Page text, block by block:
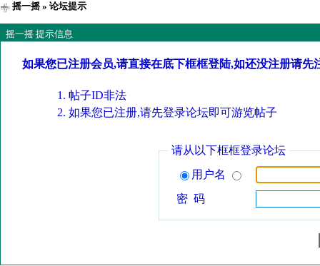
摇一摇» 论坛提示
摇一摇 提示信息
如果您已注册会员,请直接在底下框框登陆,如还没注册请先
帖子ID非法
如果您已注册,请先登录论坛即可游览帖子
请从以下框框登录论坛
用户名
密 码